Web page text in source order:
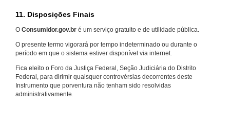
11. Disposições Finais
O Consumidor.gov.br é um serviço gratuito e de utilidade pública.
O presente termo vigorará por tempo indeterminado ou durante o
período em que o sistema estiver disponível via internet.
Fica eleito o Foro da Justiça Federal, Seção Judiciária do Distrito
Federal, para dirimir quaisquer controvérsias decorrentes deste
Instrumento que porventura não tenham sido resolvidas
administrativamente.